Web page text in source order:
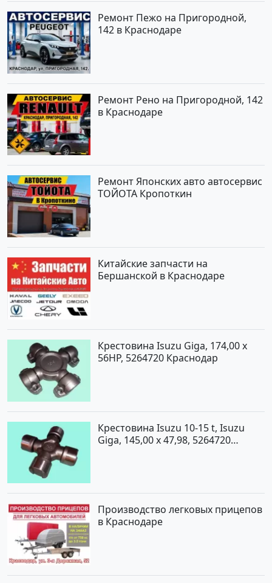
Ремонт Пежо на Пригородной,
142 в Краснодаре
Ремонт Рено на Пригородной, 142
в Краснодаре
Ремонт Японских авто автосервис
ТОЙОТА Кропоткин
Китайские запчасти на
Бершанской в Краснодаре
Крестовина Isuzu Giga, 174,00 x
56HP, 5264720 Краснодар
Крестовина Isuzu 10-15 t, Isuzu
Giga, 145,00 x 47,98, 5264720
Производство легковых прицепов
в Краснодаре